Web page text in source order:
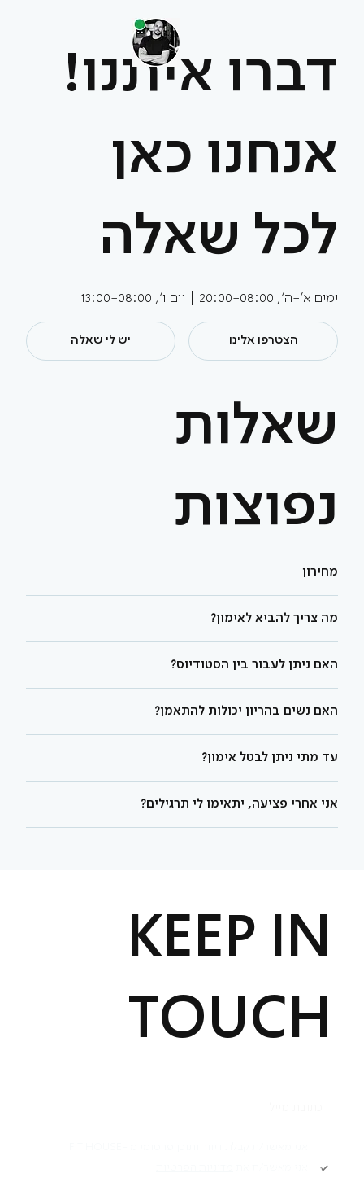
דברו איתנו!
אנחנו כאן
לכל שאלה
ימים א'-ה', 20:00-08:00 | יום ו', 13:00-08:00
הצטרפו אלינו יש לי שאלה
מחירון
מה צריך להביא לאימון?
האם ניתן לעבור בין הסטודיוס?
האם נשים בהריון יכולות להתאמן?
עד מתי ניתן לבטל אימון?
אני אחרי פציעה, יתאימו לי תרגילים?
שאלות
נפוצות
KEEP IN
TOUCH
Academy תקנון